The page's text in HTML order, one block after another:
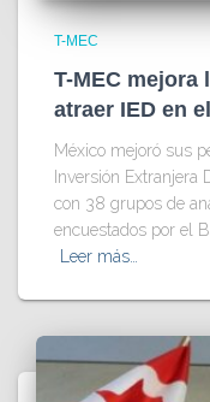
T-MEC
T-MEC mejora
atraer IED en
México mejoró sus
Inversión Extranjera
con 38 grupos de
encuestados por el
Leer más…